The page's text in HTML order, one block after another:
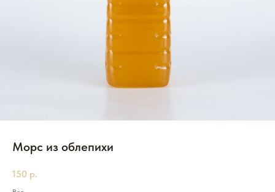
Морс из облепихи
150 р.